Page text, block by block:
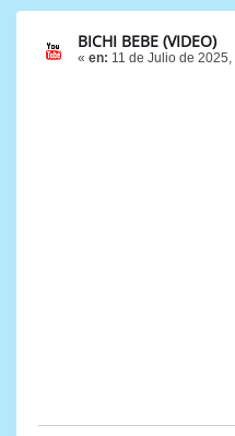
BICHI BEBE (VIDEO)
« en: 11 de Julio de